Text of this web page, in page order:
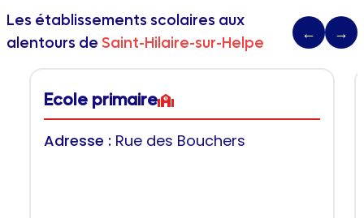
Les établissements scolaires aux
alentours de Saint-Hilaire-sur-Helpe
← →
Ecole primaire
Adresse : Rue des Bouchers